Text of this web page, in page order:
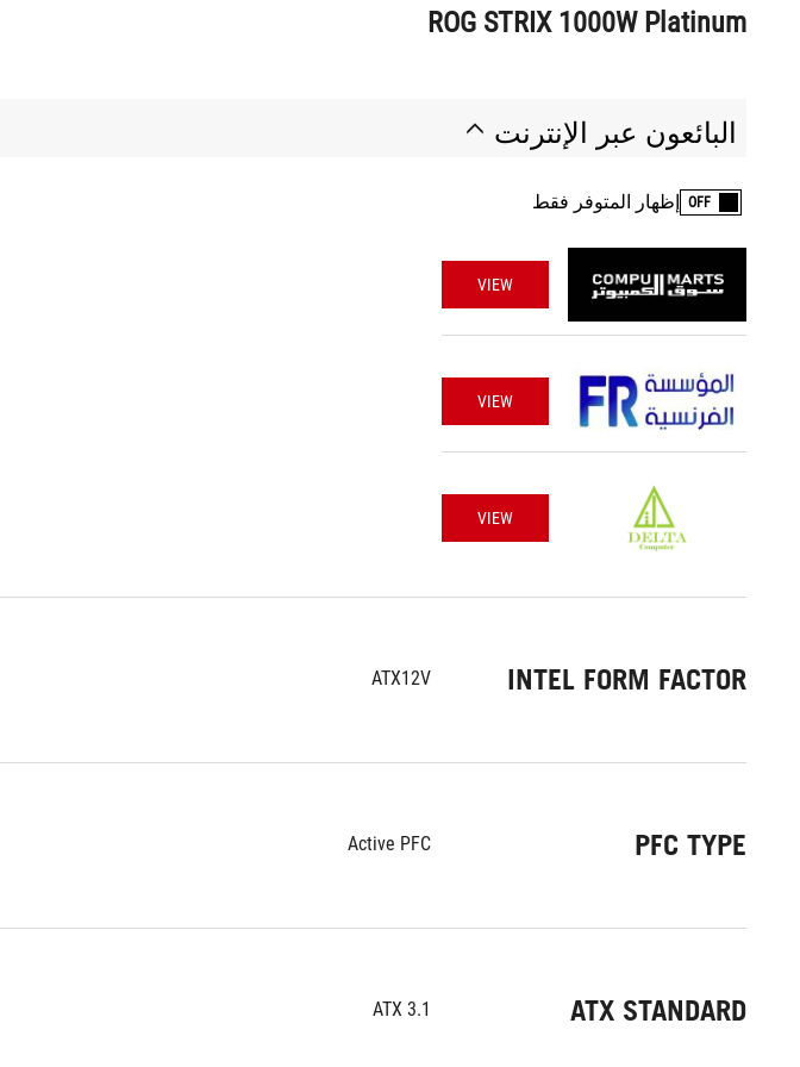
ROG STRIX 1000W Platinum
البائعون عبر الإنترنت
OFF إظهار المتوفر فقط
VIEW
VIEW
VIEW
INTEL FORM FACTOR
ATX12V
PFC TYPE
Active PFC
ATX STANDARD
ATX 3.1